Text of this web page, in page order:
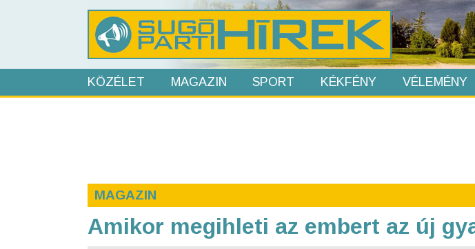
KÖZÉLET MAGAZIN SPORT KÉKFÉNY VÉLEMÉNY
MAGAZIN
Amikor megihleti az embert az új